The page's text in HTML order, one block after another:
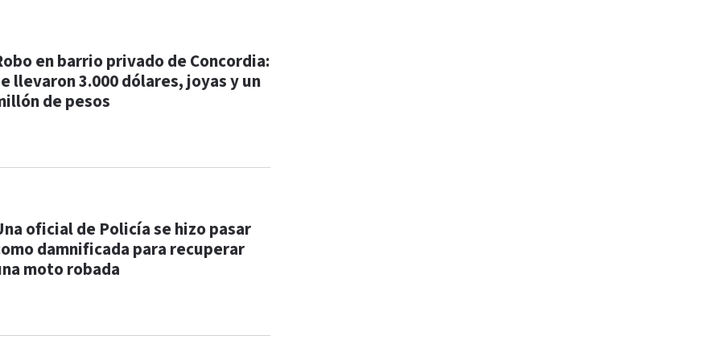
en barrio privado de Concordia:
llevaron 3.000 dólares, joyas y un
de pesos
oficial de Policía se hizo pasar
damnificada para recuperar
moto robada